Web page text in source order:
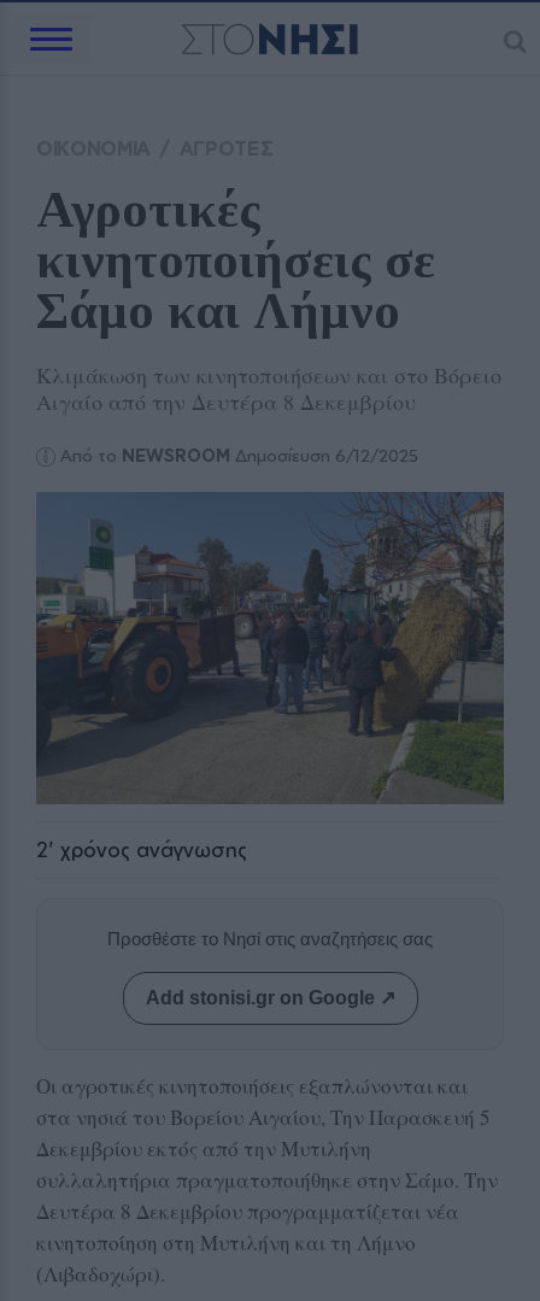
Αγροτικές
κινητοποιήσεις σε
Σάμο και Λήμνο
Κλιμάκωση των κινητοποιήσεων και στο Βόρειο
Αιγαίο από την Δευτέρα 8 Δεκεμβρίου
Από το NEWSROOM Δημοσίευση 6/12/2025
2' χρόνος ανάγνωσης
Προσθέστε το Νησί στις αναζητήσεις σας
Add stonisi.gr on Google ↗
Οι αγροτικές κινητοποιήσεις εξαπλώνονται και
στα νησιά του Βορείου Αιγαίου, Την Παρασκευή 5
Δεκεμβρίου εκτός από την Μυτιλήνη
συλλαλητήρια πραγματοποιήθηκε στην Σάμο. Την
Δευτέρα 8 Δεκεμβρίου προγραμματίζεται νέα
κινητοποίηση στη Μυτιλήνη και τη Λήμνο
(Λιβαδοχώρι).